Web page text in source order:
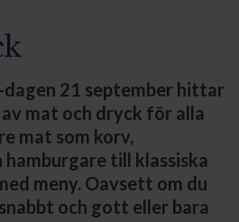
dagen 21 september hittar
mat och dryck för alla
mat som korv,
till klassiska
meny. Oavsett om du
och gott eller bara